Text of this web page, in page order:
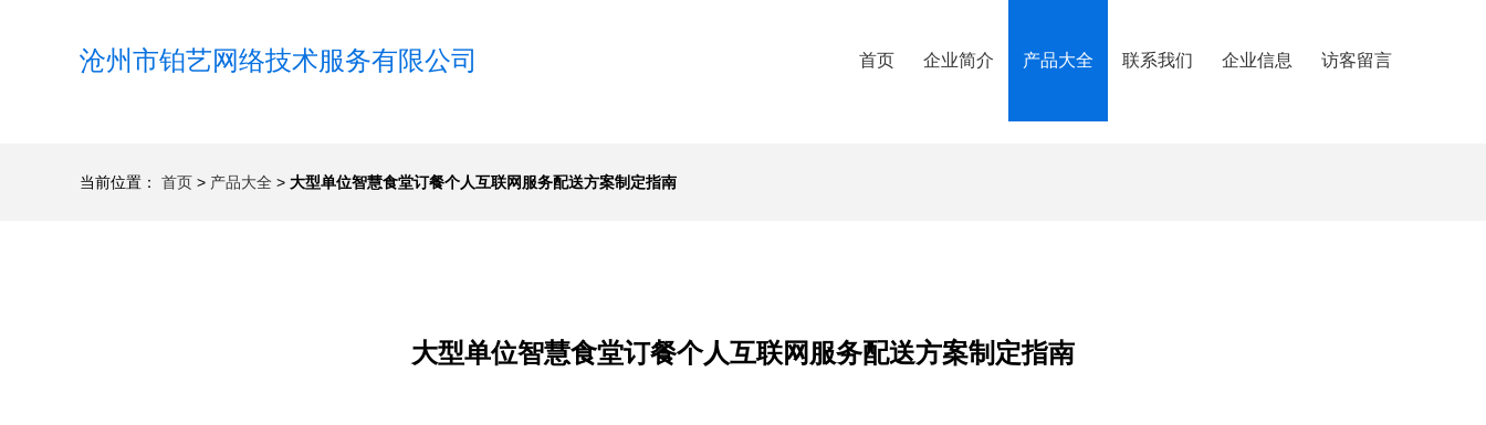
沧州市铂艺网络技术服务有限公司 首页 企业简介 产品大全 联系我们 企业信息 访客留言
当前位置： 首页 > 产品大全 > 大型单位智慧食堂订餐个人互联网服务配送方案制定指南
大型单位智慧食堂订餐个人互联网服务配送方案制定指南